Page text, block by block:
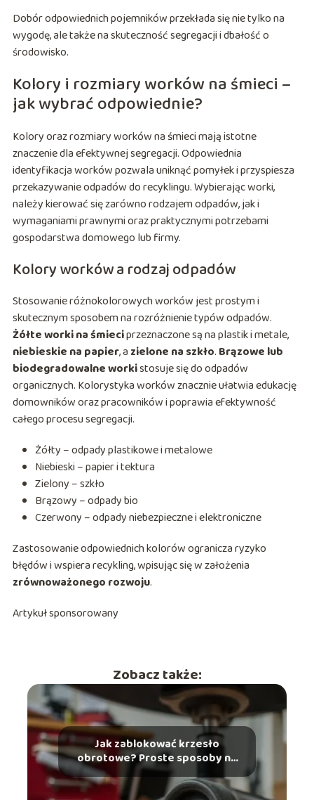
Dobór odpowiednich pojemników przekłada się nie tylko na
wygodę, ale także na skuteczność segregacji i dbałość o
środowisko.
Kolory i rozmiary worków na śmieci –
jak wybrać odpowiednie?
Kolory oraz rozmiary worków na śmieci mają istotne
znaczenie dla efektywnej segregacji. Odpowiednia
identyfikacja worków pozwala uniknąć pomyłek i przyspiesza
przekazywanie odpadów do recyklingu. Wybierając worki,
należy kierować się zarówno rodzajem odpadów, jak i
wymaganiami prawnymi oraz praktycznymi potrzebami
gospodarstwa domowego lub firmy.
Kolory worków a rodzaj odpadów
Stosowanie różnokolorowych worków jest prostym i
skutecznym sposobem na rozróżnienie typów odpadów.
Żółte worki na śmieciprzeznaczone są na plastik i metale,
niebieskie na papier, a zielone na szkło. Brązowe lub
biodegradowalne workistosuje się do odpadów
organicznych. Kolorystyka worków znacznie ułatwia edukację
domowników oraz pracowników i poprawia efektywność
całego procesu segregacji.
Żółty – odpady plastikowe i metalowe
Niebieski – papier i tektura
Zielony – szkło
Brązowy – odpady bio
Czerwony – odpady niebezpieczne i elektroniczne
Zastosowanie odpowiednich kolorów ogranicza ryzyko
błędów i wspiera recykling, wpisując się w założenia
zrównoważonego rozwoju.
Artykuł sponsorowany
Zobacz także:
Jak zablokować krzesło
obrotowe? Proste sposoby na
naprawę